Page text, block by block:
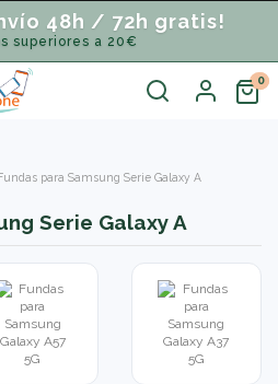
48h / 72h gratis!
superiores a 20€
para Samsung Serie Galaxy A
Serie Galaxy A